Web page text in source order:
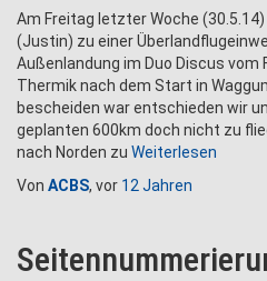
Am Freitag letzter Woche
(Justin) zu einer
Außenlandung im Duo Discus vom
Thermik nach dem Start in
bescheiden war entschieden wir
geplanten 600km doch nicht zu
nach Norden zu Weiterlesen
Von ACBS, vor 12 Jahren